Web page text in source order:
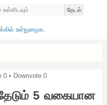
தேடல்
உள்நுழைக.
0 • Downvote 0
5 வகையான